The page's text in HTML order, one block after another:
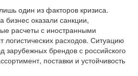
один из факторов кризиса.
бизнес оказали санкции,
расчеты с иностранными
логистических расходов. Ситуацию
зарубежных брендов с российского
поставки и устойчивость